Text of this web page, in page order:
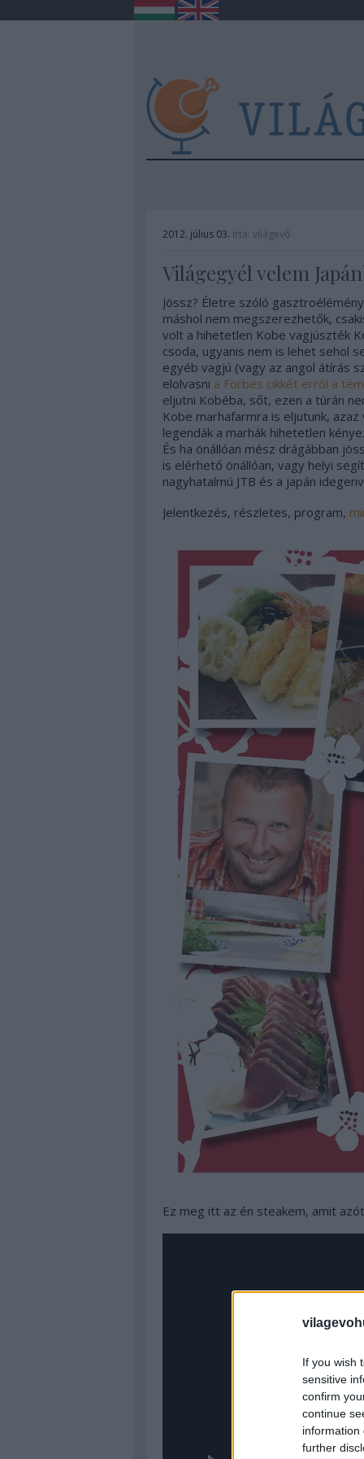
If you wish
sensitive
confirm
continue
information
further
2012. július 03. írta: világevő
Világegyél velem
Jössz? Életre szóló
máshol nem megszerezhetők,
volt a hihetetlen Kobe vagjúszték
csoda, ugyanis nem is lehet sehol
egyéb vagjú (vagy az angol átírás
elolvasni a Forbes cikkét erről a
eljutni Kobéba, sőt, ezen a túrán
Kobe marhafarmra is eljutunk,
legendák a marhák hihetetlen
És ha önállóan mész drágábban
is elérhető önállóan, vagy helyi
nagyhatalmú JTB és a japán
Jelentkezés, részletes, program,
Ez meg itt az én steakem, amit